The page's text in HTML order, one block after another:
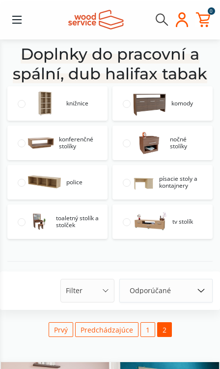
0
Doplnky do pracovní a
spální, dub halifax tabak
knižnice komody
konferenčné
stolíky
nočné
stolíky
police
písacie stoly a
kontajnery
toaletný stolík a
stolček
tv stolík
Filter
Prvý Predchádzajúce 1 2